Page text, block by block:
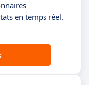
en temps réel.